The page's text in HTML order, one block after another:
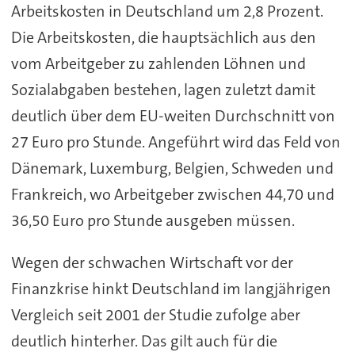
Arbeitskosten in Deutschland um 2,8 Prozent.
Die Arbeitskosten, die hauptsächlich aus den
vom Arbeitgeber zu zahlenden Löhnen und
Sozialabgaben bestehen, lagen zuletzt damit
deutlich über dem EU-weiten Durchschnitt von
27 Euro pro Stunde. Angeführt wird das Feld von
Dänemark, Luxemburg, Belgien, Schweden und
Frankreich, wo Arbeitgeber zwischen 44,70 und
36,50 Euro pro Stunde ausgeben müssen.
Wegen der schwachen Wirtschaft vor der
Finanzkrise hinkt Deutschland im langjährigen
Vergleich seit 2001 der Studie zufolge aber
deutlich hinterher. Das gilt auch für die